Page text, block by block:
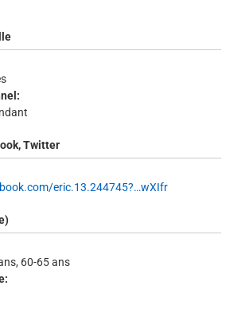
Twitter
eric.13.244745?…wXIfr
60-65 ans